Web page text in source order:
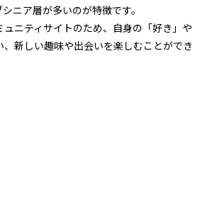
ニア層が多いのが特徴です。
ュニティサイトのため、自身の「好き」や
、新しい趣味や出会いを楽しむことができ